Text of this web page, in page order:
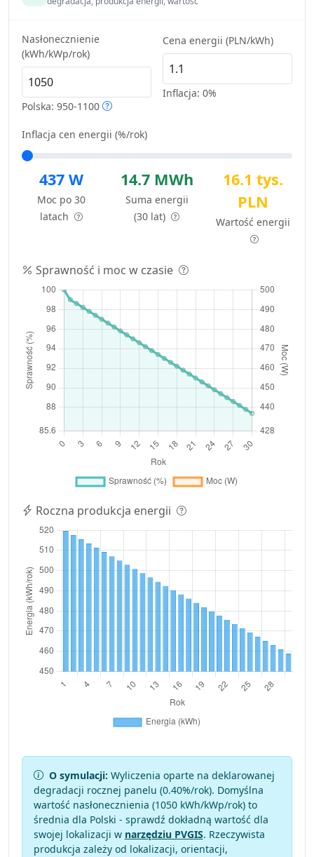
Nasłonecznienie
(kWh/kWp/rok)
Polska: 950-1100
Cena energii (PLN/kWh)
Inflacja: 0%
Inflacja cen energii (%/rok)
437 W
Moc po 30
latach
14.7 MWh
Suma energii
(30 lat)
16.1 tys.
PLN
Wartość energii
Sprawność i moc w czasie
Roczna produkcja energii
O symulacji: Wyliczenia oparte na deklarowanej
degradacji rocznej panelu (0.40%/rok). Domyślna
wartość nasłonecznienia (1050 kWh/kWp/rok) to
średnia dla Polski - sprawdź dokładną wartość dla
swojej lokalizacji w narzędziu PVGIS. Rzeczywista
produkcja zależy od lokalizacji, orientacji,